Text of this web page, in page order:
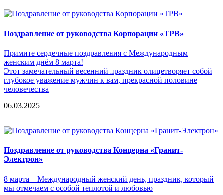
Поздравление от руководства Корпорации «ТРВ»
Примите сердечные поздравления с Международным
женским днём 8 марта!
Этот замечательный весенний праздник олицетворяет собой
глубокое уважение мужчин к вам, прекрасной половине
человечества
06.03.2025
Поздравление от руководства Концерна «Гранит-
Электрон»
8 марта – Международный женский день, праздник, который
мы отмечаем с особой теплотой и любовью